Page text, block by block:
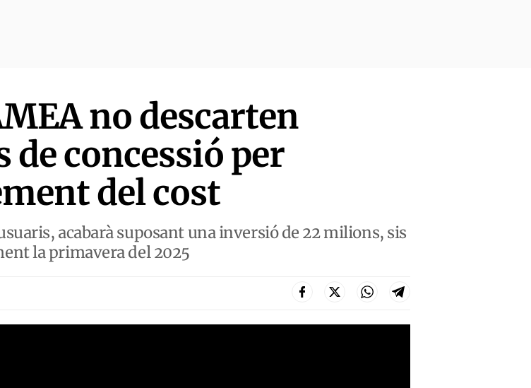
no descarten
de concessió per
del cost
acabarà suposant una inversió de 22 milions, sis
la primavera del 2025